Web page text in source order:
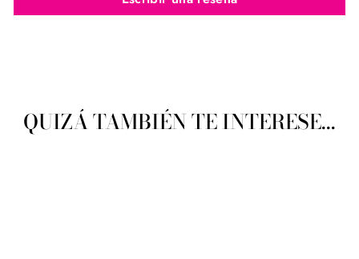
QUIZÁ TAMBIÉN TE INTERESE...